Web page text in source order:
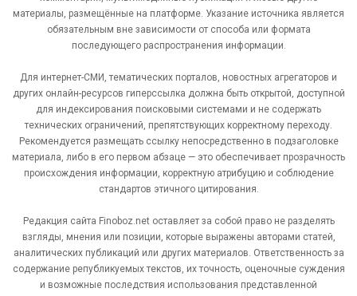
материалы, размещённые на платформе. Указание источника является
обязательным вне зависимости от способа или формата
последующего распространения информации.
Для интернет-СМИ, тематических порталов, новостных агрегаторов и
других онлайн-ресурсов гиперссылка должна быть открытой, доступной
для индексирования поисковыми системами и не содержать
технических ограничений, препятствующих корректному переходу.
Рекомендуется размещать ссылку непосредственно в подзаголовке
материала, либо в его первом абзаце — это обеспечивает прозрачность
происхождения информации, корректную атрибуцию и соблюдение
стандартов этичного цитирования.
Редакция сайта Finoboz.net оставляет за собой право не разделять
взгляды, мнения или позиции, которые выражены авторами статей,
аналитических публикаций или других материалов. Ответственность за
содержание републикуемых текстов, их точность, оценочные суждения
и возможные последствия использования представленной